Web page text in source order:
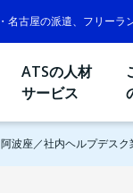
名古屋の派遣、フリーラ
ATSの人材
サービス
波座／社内ヘルプデスク